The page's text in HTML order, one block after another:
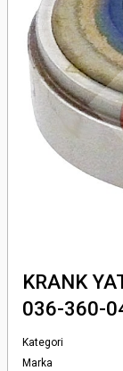
KRANK
036-360-
Kategori
Marka